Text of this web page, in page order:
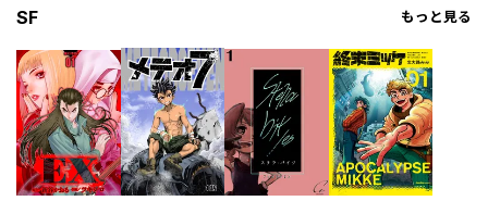
SF もっと見る